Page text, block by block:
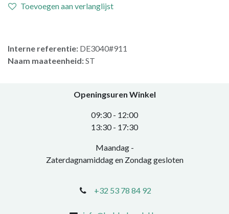
Toevoegen aan verlanglijst
Interne referentie: DE3040#911
Naam maateenheid:ST
Openingsuren Winkel
0​9:30 - 12:00
​13:30 - 17:30​
Maandag -
Zaterdagnamiddag en Zondag gesloten
+32 53 78 84 92